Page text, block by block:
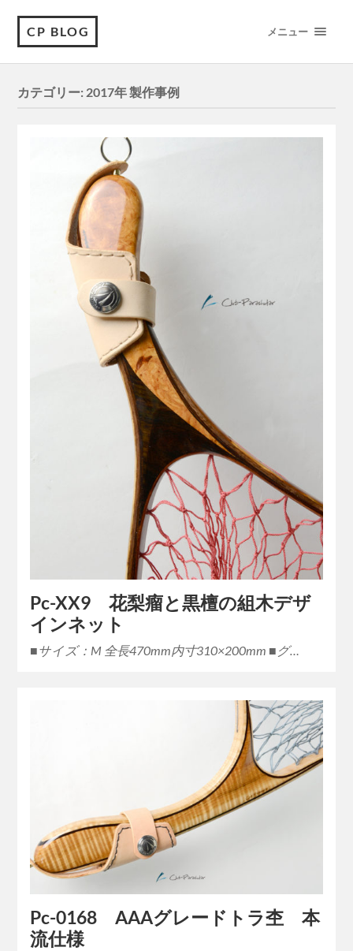
CP BLOG メニュー
カテゴリー: 2017年 製作事例
Pc-XX9 花梨瘤と黒檀の組木デザ
インネット
■サイズ：M 全長470mm内寸310×200mm ■グ…
Pc-0168 AAAグレードトラ杢 本
流仕様